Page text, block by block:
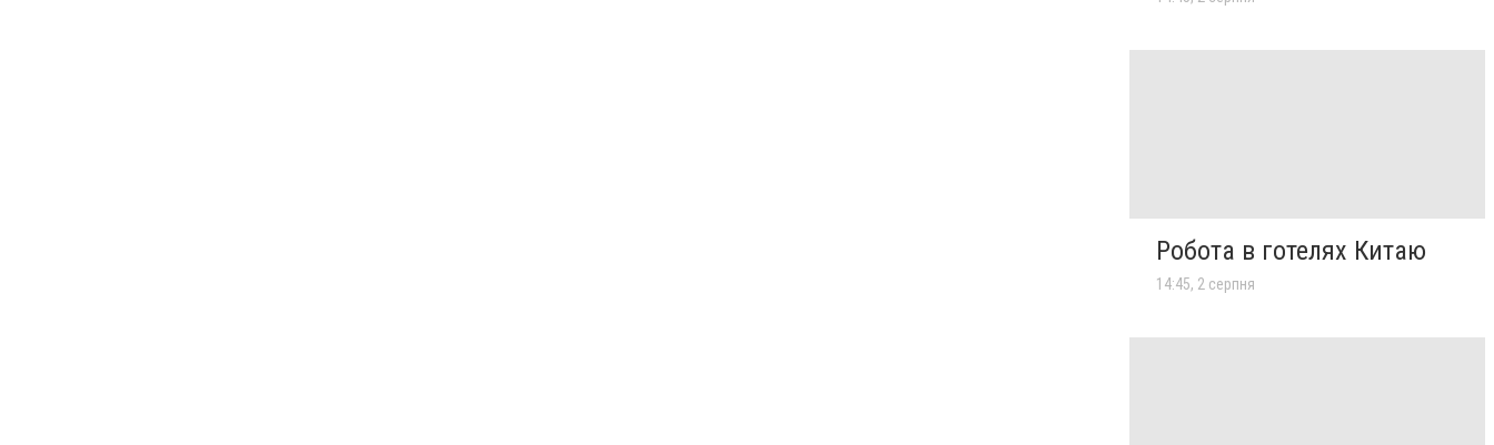
Робота в готелях Китаю
14:45, 2 серпня